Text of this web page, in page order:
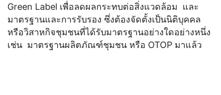
Green Label เพื่อลดผลกระทบต่อสิ่งแวดล้อม และ
มาตรฐานและการรับรอง ซึ่งต้องจัดตั้งเป็นนิติบุคคล
หรือวิสาหกิจชุมชนที่ได้รับมาตรฐานอย่างใดอย่างหนึ่ง
เช่น มาตรฐานผลิตภัณฑ์ชุมชน หรือ OTOP มาแล้ว